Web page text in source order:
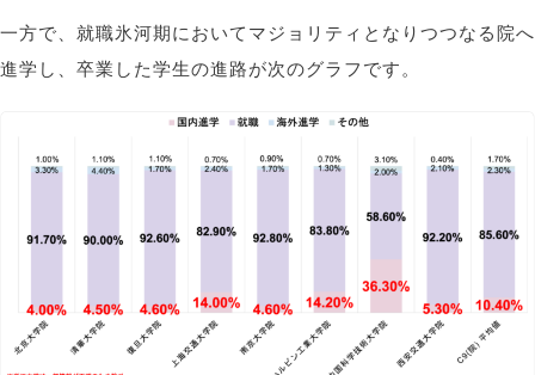
一方で、就職氷河期においてマジョリティとなりつつなる院へ
進学し、卒業した学生の進路が次のグラフです。